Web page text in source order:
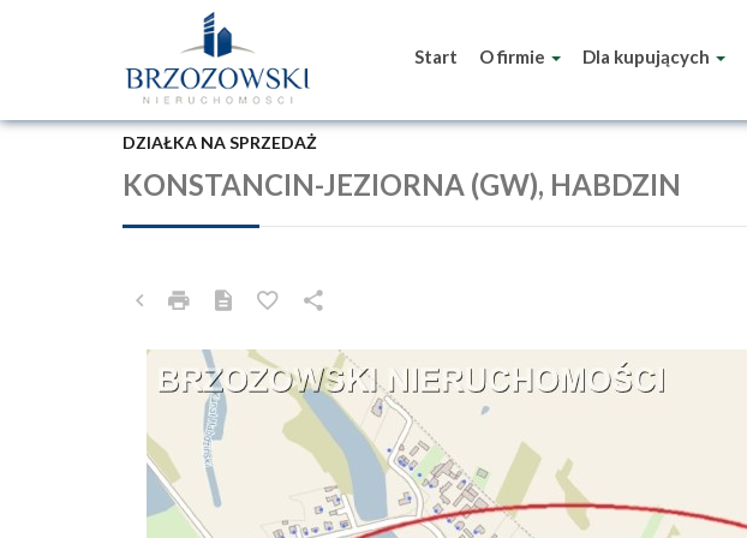
Start O firmie Dla kupujących
KONSTANCIN-JEZIORNA (GW), HABDZIN
DZIAŁKA NA SPRZEDAŻ